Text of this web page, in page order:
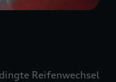
Reifenwechsel